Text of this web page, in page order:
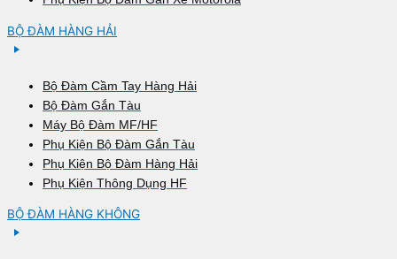
BỘ ĐÀM HÀNG HẢI
Bộ Đàm Cầm Tay Hàng Hải
Bộ Đàm Gắn Tàu
Máy Bộ Đàm MF/HF
Phụ Kiện Bộ Đàm Gắn Tàu
Phụ Kiện Bộ Đàm Hàng Hải
Phụ Kiện Thông Dụng HF
BỘ ĐÀM HÀNG KHÔNG